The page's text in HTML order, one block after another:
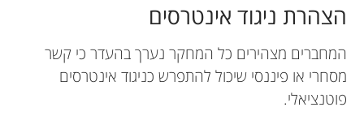
הצהרת ניגוד אינטרסים
המחברים מצהירים כל המחקר נערך בהעדר כי קשר
מסחרי או פיננסי שיכול להתפרש כניגוד אינטרסים
פוטנציאלי.